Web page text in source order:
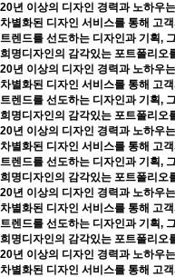
20년 이상의 디자인 경력과 노하우
차별화된 디자인 서비스를 통해 고
트렌드를 선도하는 디자인과 기획,
희명디자인의 감각있는 포트폴리오
20년 이상의 디자인 경력과 노하우
차별화된 디자인 서비스를 통해 고
트렌드를 선도하는 디자인과 기획,
희명디자인의 감각있는 포트폴리오
20년 이상의 디자인 경력과 노하우
차별화된 디자인 서비스를 통해 고
트렌드를 선도하는 디자인과 기획,
희명디자인의 감각있는 포트폴리오
20년 이상의 디자인 경력과 노하우
차별화된 디자인 서비스를 통해 고
트렌드를 선도하는 디자인과 기획,
희명디자인의 감각있는 포트폴리오
20년 이상의 디자인 경력과 노하우
차별화된 디자인 서비스를 통해 고